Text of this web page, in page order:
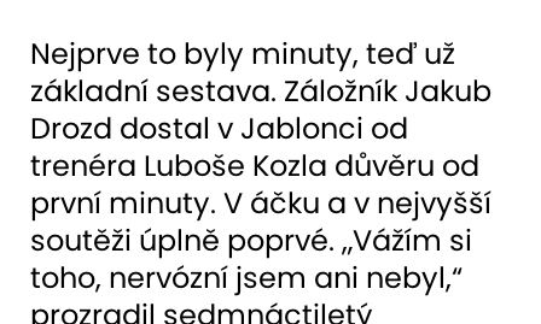
Nejprve to byly minuty, teď už
základní sestava. Záložník Jakub
Drozd dostal v Jablonci od
trenéra Luboše Kozla důvěru od
první minuty. V áčku a v nejvyšší
soutěži úplně poprvé. „Vážím si
toho, nervózní jsem ani nebyl,“
prozradil sedmnáctiletý